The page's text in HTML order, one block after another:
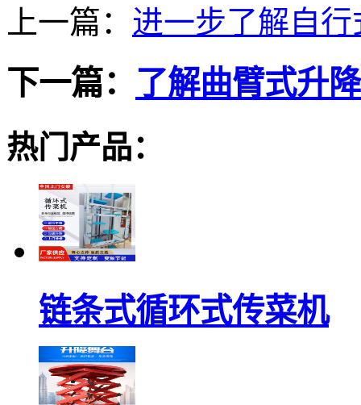
上一篇： 进一步了解自
下一篇： 了解曲臂式升
热门产品：
链条式循环式传菜机